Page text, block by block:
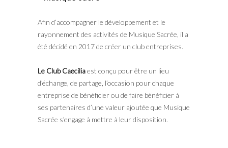
Afin d’accompagner le développement et le
rayonnement des activités de Musique Sacrée, il a
été décidé en 2017 de créer un club entreprises.
Le Club Caeciliaest conçu pour être un lieu
d’échange, de partage, l’occasion pour chaque
entreprise de bénéficier ou de faire bénéficier à
ses partenaires d’une valeur ajoutée que Musique
Sacrée s’engage à mettre à leur disposition.